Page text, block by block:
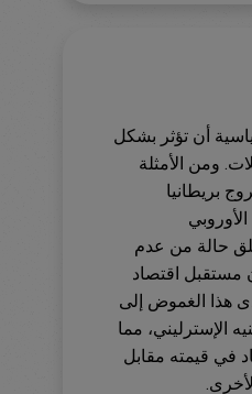
أن تؤثر بشكل
ومن الأمثلة
بريطانيا
حالة من عدم
مستقبل اقتصاد
هذا الغموض إلى
الإسترليني، مما
في قيمته مقابل